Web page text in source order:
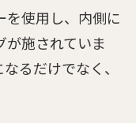
を使用し、内側に
施されていま
るだけでなく、